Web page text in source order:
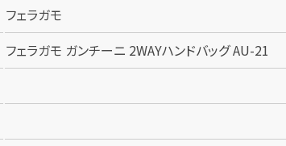
フェラガモ
フェラガモ ガンチーニ 2WAYハンドバッグ AU-21